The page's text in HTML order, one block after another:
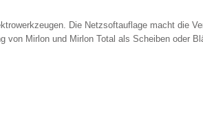
Die Netzsoftauflage macht die
von Mirlon und Mirlon Total als Scheiben oder